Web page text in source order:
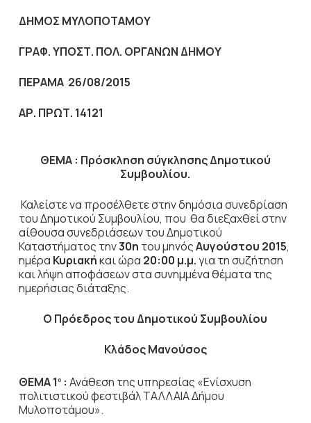
ΔΗΜΟΣ ΜΥΛΟΠΟΤΑΜΟΥ
ΓΡΑΦ. ΥΠΟΣΤ. ΠΟΛ. ΟΡΓΑΝΩΝ ΔΗΜΟΥ
ΠΕΡΑΜΑ 26/08/2015
ΑΡ. ΠΡΩΤ. 14121
ΘΕΜΑ : Πρόσκληση σύγκλησης Δημοτικού
Συμβουλίου.
Καλείστε να προσέλθετε στην δημόσιασυνεδρίαση
του Δημοτικού Συμβουλίου, που θα διεξαχθεί στην
αίθουσα συνεδριάσεων του Δημοτικού
Καταστήματος την30η του μηνόςΑυγούστου 2015,
ημέρα Κυριακήκαι ώρα 20:00 μ.μ.για τη συζήτηση
και λήψη αποφάσεων στα συνημμένα θέματα της
ημερήσιας διάταξης.
Ο Πρόεδρος του Δημοτικού Συμβουλίου
Κλάδος Μανούσος
ΘΕΜΑ 1 ο: Ανάθεση της υπηρεσίας «Ενίσχυση
πολιτιστικού φεστιβάλ ΤΑΛΛΑΙΑ Δήμου
Μυλοποτάμου».